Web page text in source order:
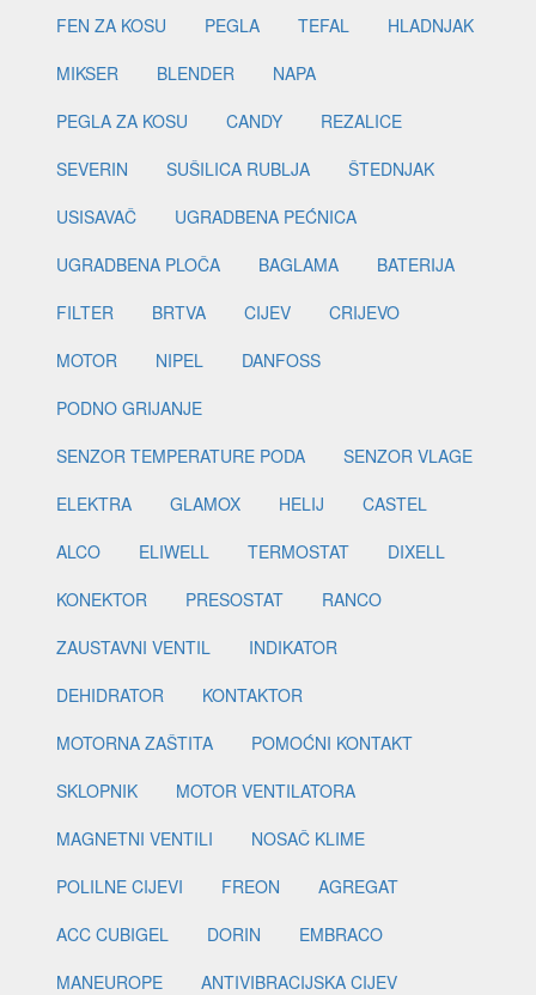
FEN ZA KOSU
PEGLA TEFAL
HLADNJAK
MIKSER
BLENDER
NAPA
PEGLA ZA KOSU
CANDY
REZALICE
SEVERIN
SUŠILICA RUBLJA
ŠTEDNJAK
USISAVAČ
UGRADBENA PEĆNICA
UGRADBENA PLOČA
BAGLAMA
BATERIJA
FILTER
BRTVA CIJEV
CRIJEVO
MOTOR
NIPEL
DANFOSS
PODNO GRIJANJE
SENZOR TEMPERATURE PODA
SENZOR VLAGE
ELEKTRA
GLAMOX HELIJ
CASTEL
ALCO
ELIWELL TERMOSTAT
DIXELL
KONEKTOR
PRESOSTAT
RANCO
ZAUSTAVNI VENTIL
INDIKATOR
DEHIDRATOR
KONTAKTOR
MOTORNA ZAŠTITA
POMOĆNI KONTAKT
SKLOPNIK
MOTOR VENTILATORA
MAGNETNI VENTILI
NOSAČ KLIME
POLILNE CIJEVI
FREON
AGREGAT
ACC CUBIGEL
DORIN
EMBRACO
MANEUROPE
ANTIVIBRACIJSKA CIJEV